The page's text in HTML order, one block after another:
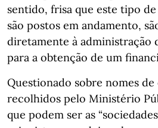
sentido, frisa que este tipo
são postos em andamento,
diretamente à administração
para a obtenção de um
Questionado sobre nomes de
recolhidos pelo Ministério
que podem ser as